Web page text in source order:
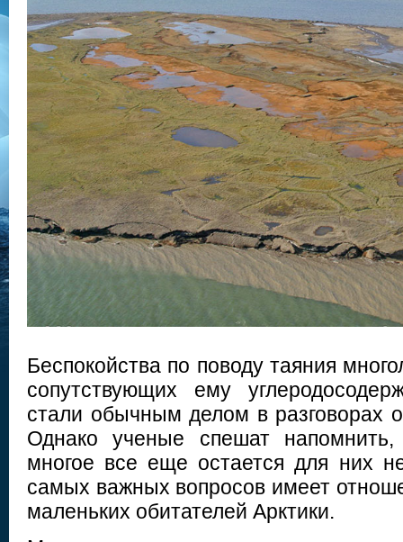
Беспокойства по поводу таяния
сопутствующих ему
стали обычным делом в разговорах
Однако ученые спешат
многое все еще остается для них
самых важных вопросов имеет
маленьких обитателей Арктики.